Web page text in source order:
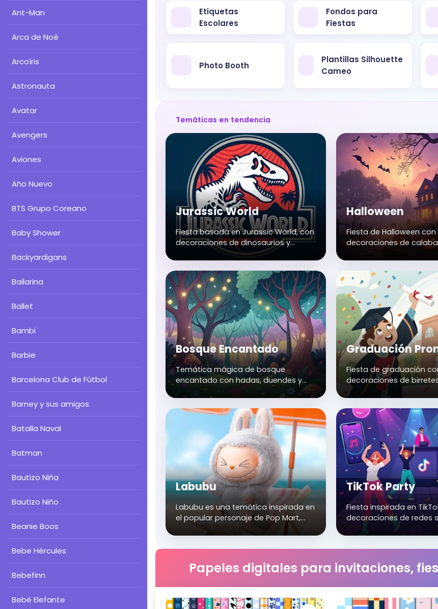
Ant-Man
Arca de Noé
Arcoíris
Astronauta
Avatar
Avengers
Aviones
Año Nuevo
BTS Grupo Coreano
Baby Shower
Backyardigans
Bailarina
Ballet
Bambi
Barbie
Barcelona Club de Fútbol
Barney y sus amigos
Batalla Naval
Batman
Bautizo Niña
Bautizo Niño
Beanie Boos
Bebe Hércules
Bebefinn
Bebé Elefante
Etiquetas
Escolares
Fondos para
Fiestas
Photo Booth
Plantillas Silhouette
Cameo
Temáticas en tendencia
Jurassic World
Fiesta basada en Jurassic World, con
decoraciones de dinosaurios y
Halloween
Fiesta de Halloween con
decoraciones de
Bosque Encantado
Temática mágica de bosque
encantado con hadas, duendes y
criaturas fantásticas. Perfecta para
fiestas infantiles y baby showers.
Graduación
Fiesta de graduación
decoraciones de
colores elegantes.
Labubu
Labubu es una temática inspirada en
el popular personaje de Pop Mart,
coleccionable y con un toque
travieso. Ideal para los fanáticos del
arte de diseñador y la cultura kawaii.
Perfecta para fiestas infantiles,
moderno y lleno de color.
TikTok Party
Fiesta inspirada en
decoraciones de redes
Papeles digitales para invitaciones,